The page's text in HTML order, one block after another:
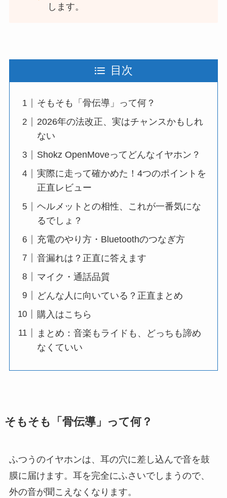
します。
目次
そもそも「骨伝導」って何？
2026年の法改正、実はチャンスかもしれ
ない
Shokz OpenMoveってどんなイヤホン？
実際に走って確かめた！4つのポイントを
正直レビュー
ヘルメットとの相性、これが一番気にな
るでしょ？
充電のやり方・Bluetoothのつなぎ方
音漏れは？正直に答えます
マイク・通話品質
どんな人に向いている？正直まとめ
購入はこちら
まとめ：音楽もライドも、どっちも諦め
なくていい
そもそも「骨伝導」って何？
ふつうのイヤホンは、耳の穴に差し込んで音を鼓
膜に届けます。耳を完全にふさいでしまうので、
外の音が聞こえなくなります。